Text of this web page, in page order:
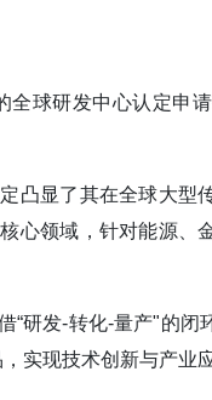
球研发中心认定申
凸显了其在全球大型
心领域，针对能源、
研发-转化-量产"的
实现技术创新与产业